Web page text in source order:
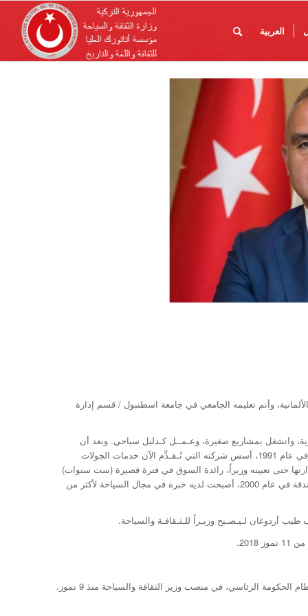
العربية
الثانوية في المدرسة الألمانية، وأتم تعليمه الجامعي في جامعة اسطنبول / قسم إدارة
في المدرسة الثانوية، وانشغل بمشاريع صغيرة، وعـمــل كـدليل سياحي. وبعد أن
أنهى تعليمه الجامعي، انصرف ليعمل بالسياحة فهي المهنة المفضلة لديه والتي أحبها. وفي عام 1991، أسس شركته التي تُـقـدِّم الآن خدمات الجولات
حتى تعيينه وزيراً، رائدة السوق في فترة قصيرة (ست سنوات)
حيث وسعت الشركة مجال أعمالها وحجمها. ومنذ أن باشر أرصوي العمل في قطاع الفندقة في عام 2000، أصبحت لديه خبرة في مجال السياحة لأكثر من
أردوغان لـيـصـبح وزيـراً للـثـقافـة والسياحة.
الرئاسي، في منصب وزير الثقافة والسياحة منذ 9 تموز.